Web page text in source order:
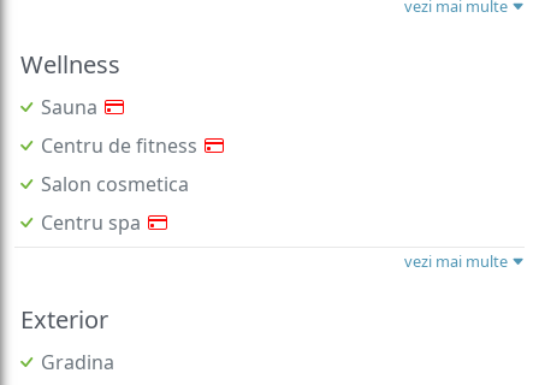
vezi mai multe
Wellness
Sauna
Centru de fitness
Salon cosmetica
Centru spa
vezi mai multe
Exterior
Gradina